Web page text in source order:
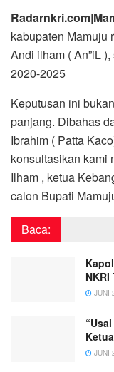
kabupaten Mamuju
Andi ilham ( An”iL
2020-2025
Keputusan ini
panjang. Dibahas
Ibrahim ( Patta
konsultasikan kami
Ilham , ketua
calon Bupati
Baca:
JUNI
JUNI